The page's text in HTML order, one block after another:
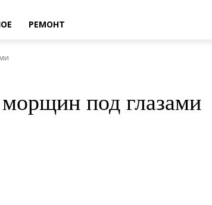
РЕМОНТ
под глазами